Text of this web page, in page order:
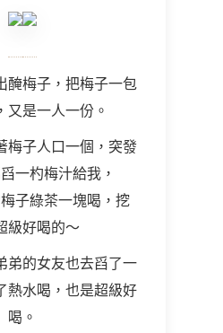
醃梅子，把梅子一包
又是一人一份。
梅子人口一個，突發
一杓梅汁給我，
子綠茶一塊喝，挖
級好喝的～
弟的女友也去舀了一
熱水喝，也是超級好
喝。